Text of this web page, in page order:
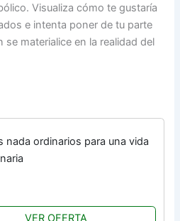
Visualiza cómo te gustaría
e intenta poner de tu parte
se materialice en la realidad del
nada ordinarios para una vida
VER OFERTA